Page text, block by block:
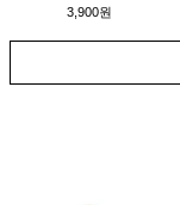
3,900원